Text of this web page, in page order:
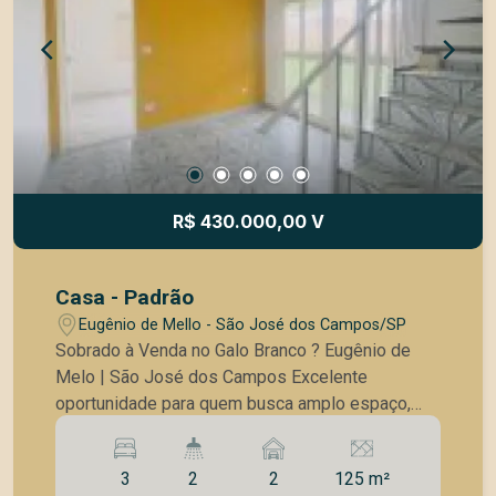
#SobradoAVenda #CasaAltoPadrao
#JardimEsplanada #JardimEsplanadaII
#SaoJoseDosCampos #ImovelDeLuxo
#CasaComSuite #VarandaGourmet
#AltoPadraoSJC #ProximoAoColinas
#LocalizacaoPrivilegiada #MercadoImobiliario
#InvestimentoImobiliario #CasaEspacosa
R$ 430.000,00 V
Casa - Padrão
Eugênio de Mello - São José dos Campos/SP
Sobrado à Venda no Galo Branco ? Eugênio de
Melo | São José dos Campos Excelente
oportunidade para quem busca amplo espaço,
conforto e localização estratégica em uma das
regiões que mais crescem em São José dos
Campos. Localizado no bairro Galo Branco, em
3 2 2 125 m²